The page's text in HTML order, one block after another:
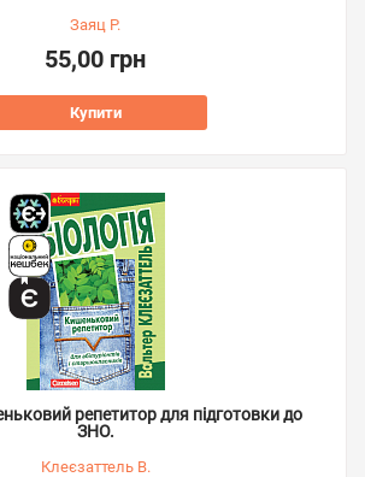
Заяц Р.
55,00 грн
Купити
репетитор для підготовки до
ЗНО.
Клеєзаттель В.